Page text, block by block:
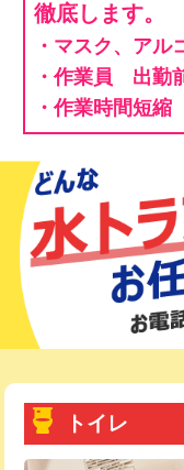
徹底します。
・マスク、ア
・作業員 出勤
・作業時間短縮
トイレ